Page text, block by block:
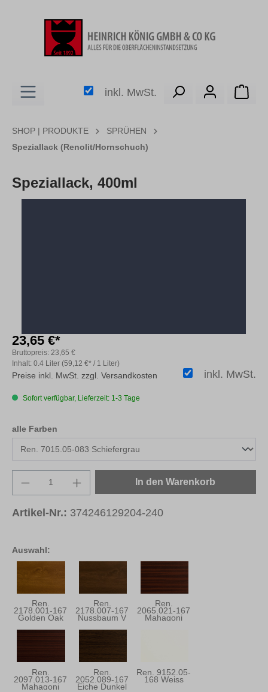
inkl. MwSt.
SHOP | PRODUKTE
SPRÜHEN
Speziallack (Renolit/Hornschuch)
Speziallack, 400ml
Auswahl:
Ren.
2178.001-167
Golden Oak
Ren.
2178.007-167
Nussbaum V
Ren.
2065.021-167
Mahagoni
Ren.
2097.013-167
Mahagoni
Ren.
2052.089-167
Eiche Dunkel
Ren. 9152.05-
168 Weiss
23,65 €*
Inhalt: 0.4 Liter (59,12 €* / 1 Liter)
Bruttopreis: 23,65 €
inkl. MwSt.
Preise inkl. MwSt. zzgl. Versandkosten
Sofort verfügbar, Lieferzeit: 1-3 Tage
alle Farben
Produkt Anzahl: Gib den gewünschten
In den Warenkorb
Artikel-Nr.: 374246129204-240